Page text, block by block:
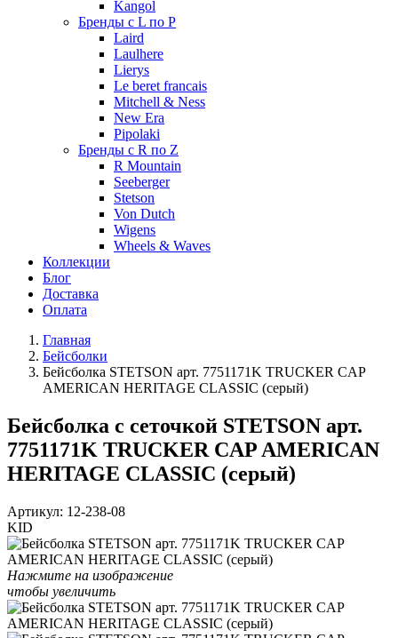
Kangol
Бренды с L по P
Laird
Laulhere
Lierys
Le beret francais
Mitchell & Ness
New Era
Pipolaki
Бренды с R по Z
R Mountain
Seeberger
Stetson
Von Dutch
Wigens
Wheels & Waves
Коллекции
Блог
Доставка
Оплата
Главная
Бейсболки
Бейсболка STETSON арт. 7751171K TRUCKER CAP
AMERICAN HERITAGE CLASSIC (серый)
Бейсболка с сеточкой STETSON арт.
7751171K TRUCKER CAP AMERICAN
HERITAGE CLASSIC (серый)
Артикул: 12-238-08
KID
Нажмите на изображение
чтобы увеличить